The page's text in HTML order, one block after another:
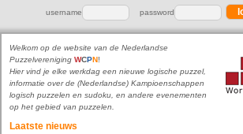
username password
Welkom op de website van de Nederlandse
Puzzelvereniging WCPN!
Hier vind je elke werkdag een nieuwe logische puzzel,
informatie over de (Nederlandse) Kampioenschappen
logisch puzzelen en sudoku, en andere evenementen
op het gebied van puzzelen.
Laatste nieuws